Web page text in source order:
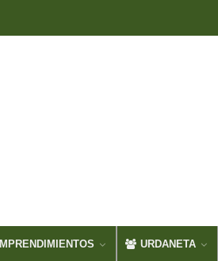
URDANETA